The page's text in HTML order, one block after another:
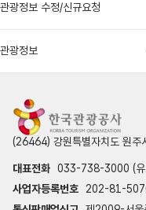
관광정보 수정/신규요청
관광정보
(26464) 강원특별자치도 원주
대표전화 033-738-3000 (유
사업자등록번호
202-81-